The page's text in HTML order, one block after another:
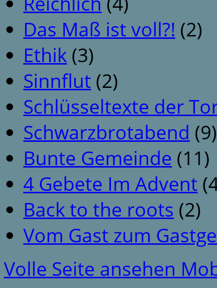
Das Maß ist voll?! (2)
Ethik (3)
Sinnflut (2)
Schlüsseltexte der
Schwarzbrotabend (9)
Bunte Gemeinde (11)
4 Gebete Im Advent
Back to the roots (2)
Vom Gast zum
Volle Seite ansehen